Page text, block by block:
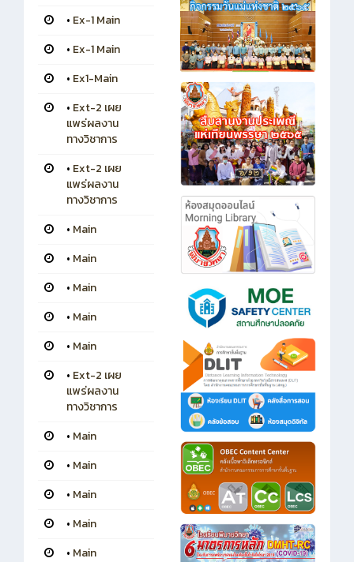
• Ex-1 Main
• Ex-1 Main
• Ex1-Main
• Ext-2 เผย
แพร่ผลงาน
ทางวิชาการ
• Ext-2 เผย
แพร่ผลงาน
ทางวิชาการ
• Main
• Main
• Main
• Main
• Main
• Ext-2 เผย
แพร่ผลงาน
ทางวิชาการ
• Main
• Main
• Main
• Main
• Main